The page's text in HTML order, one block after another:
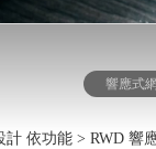
響應式
計 依功能 >RWD 響